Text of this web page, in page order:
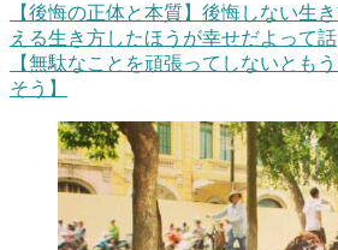
【後悔の正体と本質】後悔しない生
える生き方したほうが幸せだよって話
【無駄なことを頑張ってしないとも
そう】